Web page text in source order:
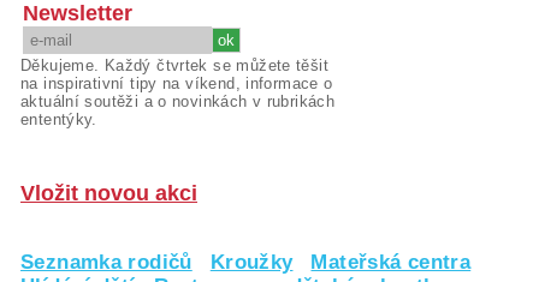
Newsletter
Děkujeme. Každý čtvrtek se můžete těšit
na inspirativní tipy na víkend, informace o
aktuální soutěži a o novinkách v rubrikách
ententýky.
Vložit novou akci
Seznamka rodičů Kroužky
Mateřská centra